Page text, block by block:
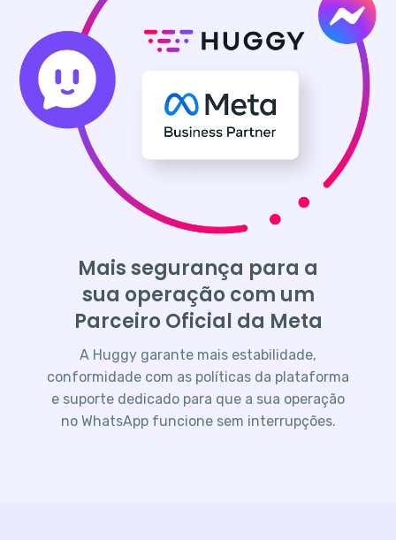
Mais segurança para a
sua operação com um
Parceiro Oficial da Meta
A Huggy garante mais estabilidade,
conformidade com as políticas da plataforma
e suporte dedicado para que a sua operação
no WhatsApp funcione sem interrupções.